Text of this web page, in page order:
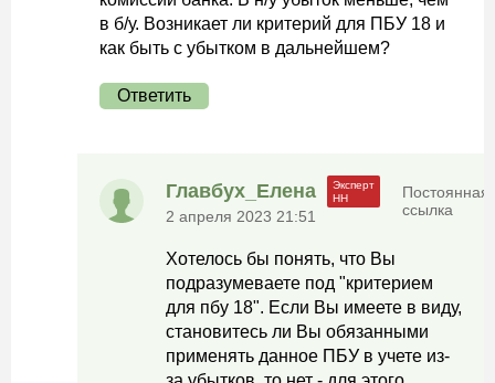
в б/у. Возникает ли критерий для ПБУ 18 и
как быть с убытком в дальнейшем?
Ответить
Главбух_Елена
2 апреля 2023 21:51
Постоянная
ссылка
Хотелось бы понять, что Вы
подразумеваете под "критерием
для пбу 18". Если Вы имеете в виду,
становитесь ли Вы обязанными
применять данное ПБУ в учете из-